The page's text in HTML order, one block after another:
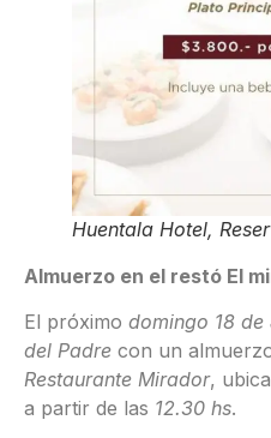
Huentala Hotel,
Almuerzo en el restó El
El próximo domingo 18 de
del Padre con un
Restaurante Mirador,
a partir de las 12.30 hs.